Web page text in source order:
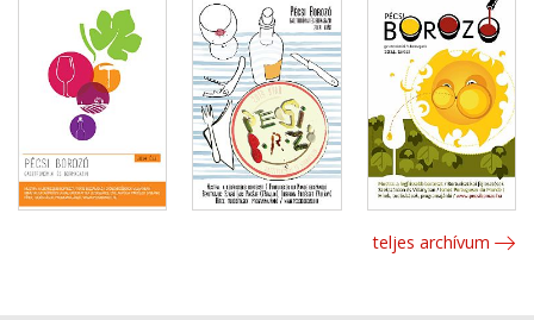
teljes archívum